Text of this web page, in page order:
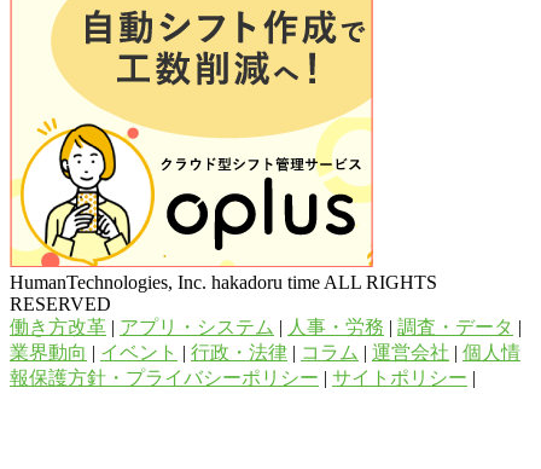
HumanTechnologies, Inc. hakadoru time ALL RIGHTS
RESERVED
働き方改革 | アプリ・システム | 人事・労務 | 調査・データ |
業界動向 | イベント | 行政・法律 | コラム | 運営会社 | 個人情
報保護方針・プライバシーポリシー | サイトポリシー |